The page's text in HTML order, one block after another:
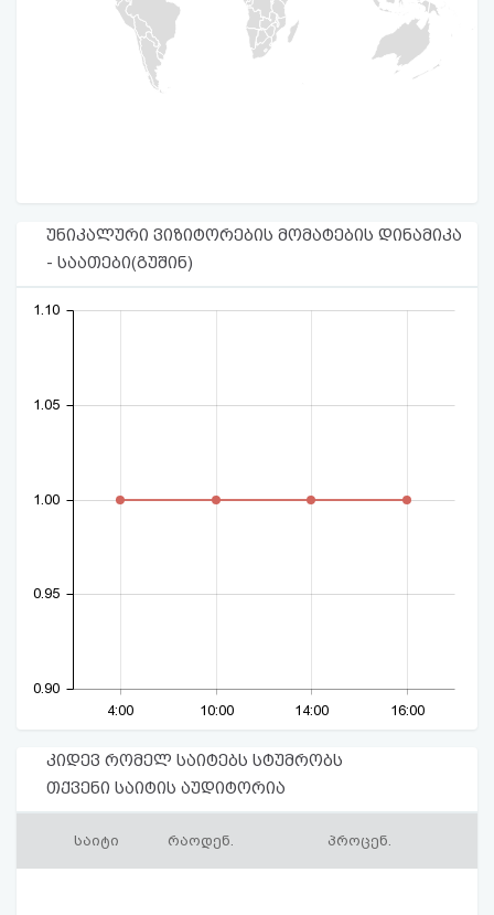
უნიკალური ვიზიტორების მომატების დინამიკა
- საათები(გუშინ)
4:00 10:00 14:00 16:00
0.90
0.95
1.00
1.05
1.10
კიდევ რომელ საიტებს სტუმრობს
თქვენი საიტის აუდიტორია
საიტი რაოდენ. პროცენ.